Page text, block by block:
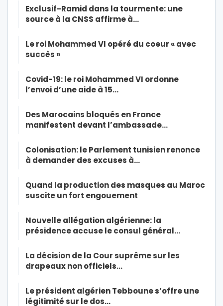
Exclusif-Ramid dans la tourmente: une
source à la CNSS affirme à…
Le roi Mohammed VI opéré du coeur « avec
succès »
Covid-19: le roi Mohammed VI ordonne
l’envoi d’une aide à 15…
Des Marocains bloqués en France
manifestent devant l’ambassade…
Colonisation: le Parlement tunisien renonce
à demander des excuses à…
Quand la production des masques au Maroc
suscite un fort engouement
Nouvelle allégation algérienne: la
présidence accuse le consul général…
La décision de la Cour suprême sur les
drapeaux non officiels…
Le président algérien Tebboune s’offre une
légitimité sur le dos…